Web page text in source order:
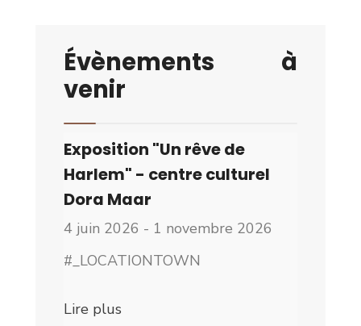
Évènements à
venir
Exposition "Un rêve de
Harlem" - centre culturel
Dora Maar
4 juin 2026 - 1 novembre 2026
#_LOCATIONTOWN
Lire plus